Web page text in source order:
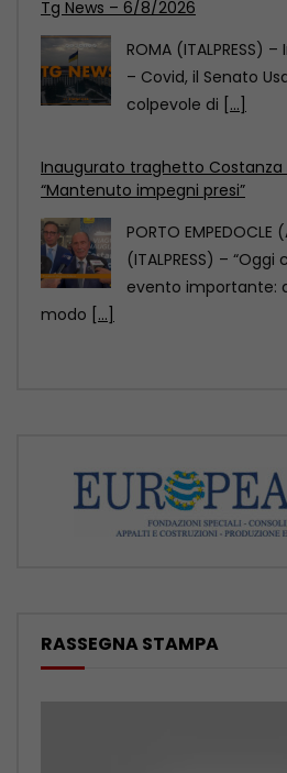
“Mantenuto impegni presi”
PORTO EMPEDOCLE
(ITALPRESS) –
evento importante:
Comazzi “Gli animali non si
denunciate chi lo fa”
MILANO (ITALPRESS)
abbandonano gli
RASSEGNA STAMPA